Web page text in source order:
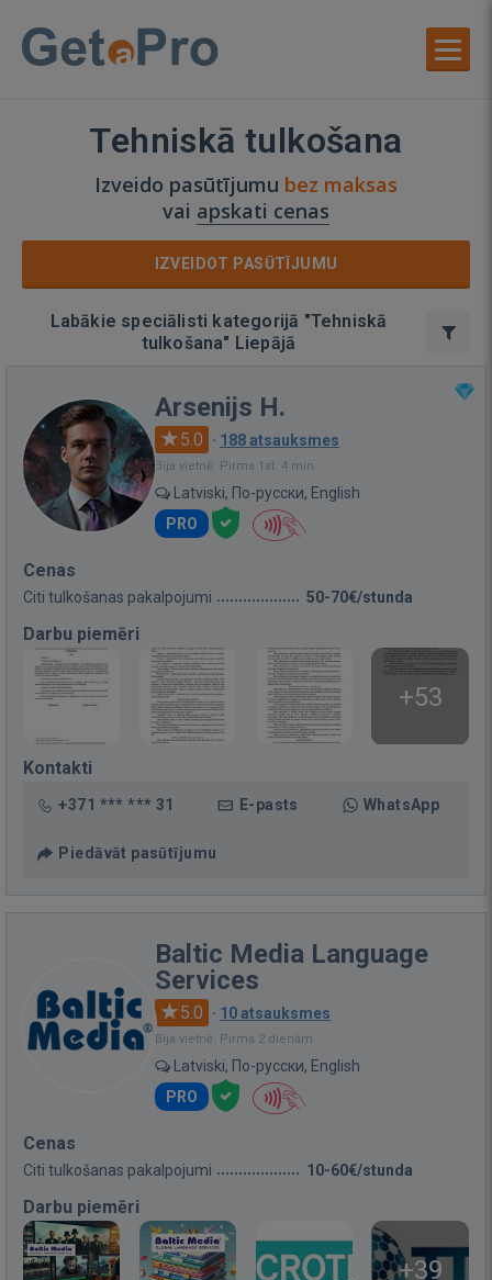
Tehniskā tulkošana
Izveido pasūtījumu bez maksas
vai apskati cenas
IZVEIDOT PASŪTĪJUMU
Labākie speciālisti kategorijā "Tehniskā
tulkošana" Liepājā
Arsenijs H.
5.0 · 188 atsauksmes
Bija vietnē: Pirms 1st. 4 min.
Latviski, По-русски, English
PRO
Cenas
Citi tulkošanas pakalpojumi 50-70€/stunda
Darbu piemēri
+53
Kontakti
+371 *** *** 31 E-pasts WhatsApp
Piedāvāt pasūtījumu
Baltic Media Language
Services
5.0 · 10 atsauksmes
Bija vietnē: Pirms 2 dienām
Latviski, По-русски, English
PRO
Cenas
Citi tulkošanas pakalpojumi 10-60€/stunda
Darbu piemēri
+39